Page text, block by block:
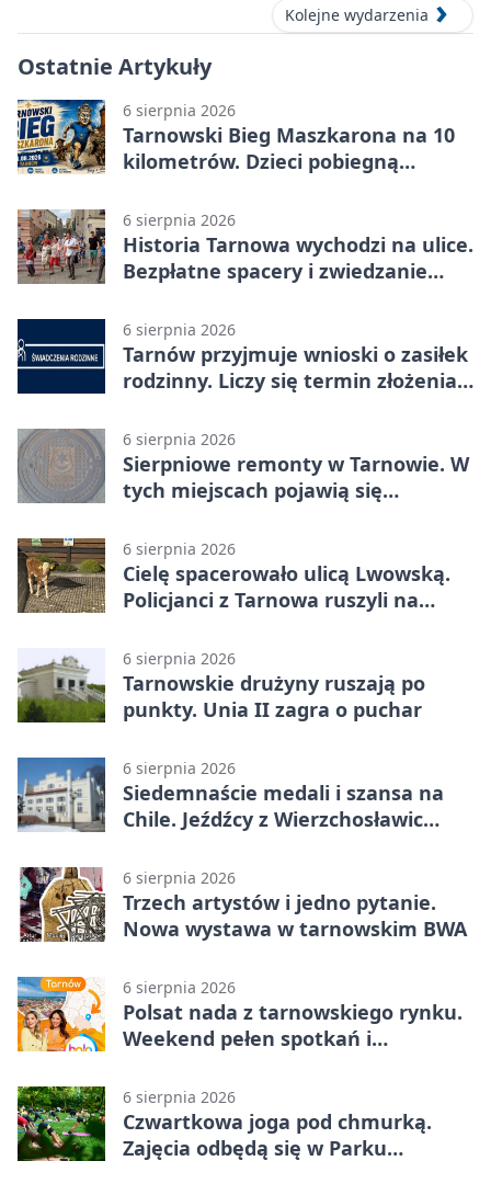
Kolejne wydarzenia
Ostatnie Artykuły
6 sierpnia 2026
Tarnowski Bieg Maszkarona na 10
kilometrów. Dzieci pobiegną
6 sierpnia 2026
Historia Tarnowa wychodzi na ulice.
Bezpłatne spacery i zwiedzanie
6 sierpnia 2026
Tarnów przyjmuje wnioski o zasiłek
rodzinny. Liczy się termin złożenia
6 sierpnia 2026
Sierpniowe remonty w Tarnowie. W
tych miejscach pojawią się
6 sierpnia 2026
Cielę spacerowało ulicą Lwowską.
Policjanci z Tarnowa ruszyli na
6 sierpnia 2026
Tarnowskie drużyny ruszają po
punkty. Unia II zagra o puchar
6 sierpnia 2026
Siedemnaście medali i szansa na
Chile. Jeźdźcy z Wierzchosławic
6 sierpnia 2026
Trzech artystów i jedno pytanie.
Nowa wystawa w tarnowskim BWA
6 sierpnia 2026
Polsat nada z tarnowskiego rynku.
Weekend pełen spotkań i
6 sierpnia 2026
Czwartkowa joga pod chmurką.
Zajęcia odbędą się w Parku